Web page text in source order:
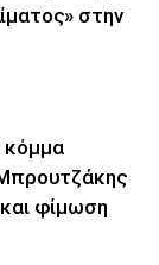
στην
φίμωση